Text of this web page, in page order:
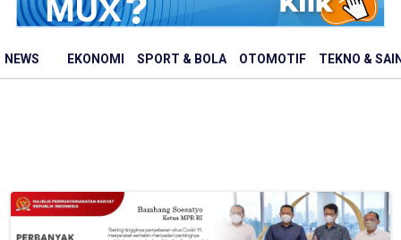
NEWS EKONOMI SPORT & BOLA OTOMOTIF TEKNO &